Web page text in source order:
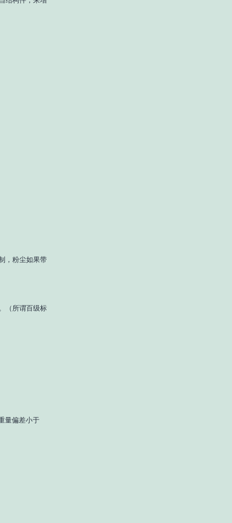
，粉尘如果带
（所谓百级标
量偏差小于